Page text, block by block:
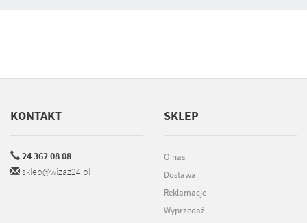
KONTAKT
24 362 08 08
sklep@wizaz24.pl
SKLEP
O nas
Dostawa
Reklamacje
Wyprzedaż